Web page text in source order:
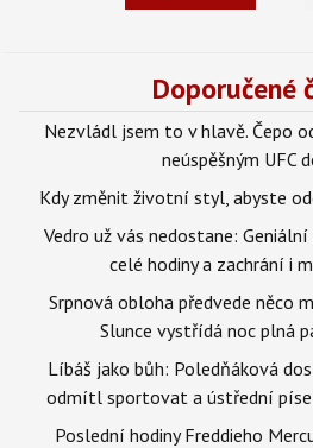
Doporučené
Nezvládl jsem to v hlavě. Čepo
neúspěšným UFC
Kdy změnit životní styl, abyste
Vedro už vás nedostane:
celé hodiny a zachrání i
Srpnová obloha předvede něco
Slunce vystřídá noc plná
Líbáš jako bůh: Poledňáková
odmítl sportovat a ústřední
Poslední hodiny Freddieho